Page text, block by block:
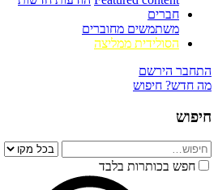
חברים
משתמשים מחוברים
הסולידית ממליצה
התחבר הירשם
מה חדש? חיפוש
חיפוש
חפש בכותרות בלבד